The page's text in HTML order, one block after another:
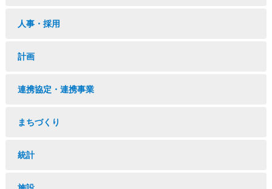
人事・採用
計画
連携協定・連携事業
まちづくり
統計